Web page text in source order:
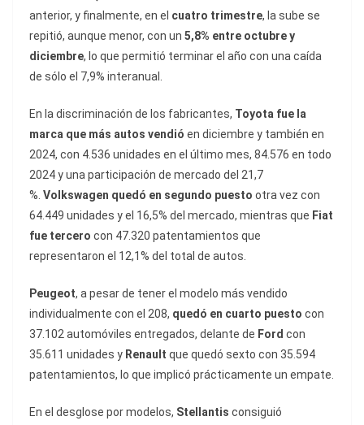
anterior, y finalmente, en el cuatro trimestre, la sube se
repitió, aunque menor, con un 5,8% entre octubre y
diciembre, lo que permitió terminar el año con una caída
de sólo el 7,9% interanual.
En la discriminación de los fabricantes, Toyota fue la
marca que más autos vendió en diciembre y también en
2024, con 4.536 unidades en el último mes, 84.576 en todo
2024 y una participación de mercado del 21,7
%. Volkswagen quedó en segundo puesto otra vez con
64.449 unidades y el 16,5% del mercado, mientras que Fiat
fue tercero con 47.320 patentamientos que
representaron el 12,1% del total de autos.
Peugeot, a pesar de tener el modelo más vendido
individualmente con el 208, quedó en cuarto puesto con
37.102 automóviles entregados, delante de Ford con
35.611 unidades y Renault que quedó sexto con 35.594
patentamientos, lo que implicó prácticamente un empate.
En el desglose por modelos, Stellantis consiguió